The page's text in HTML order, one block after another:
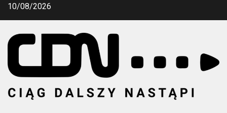
Przejdź
10/08/2026